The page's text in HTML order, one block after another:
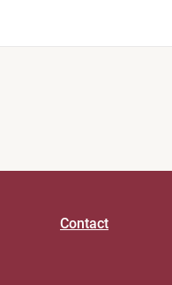
Contact